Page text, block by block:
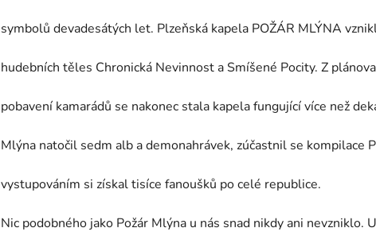
symbolů devadesátých let. Plzeňská kapela POŽÁR MLÝNA
hudebních těles Chronická Nevinnost a Smíšené Pocity. Z
pobavení kamarádů se nakonec stala kapela fungující více než
Mlýna natočil sedm alb a demonahrávek, zúčastnil se kompilace
vystupováním si získal tisíce fanoušků po celé republice.
Nic podobného jako Požár Mlýna u nás snad nikdy ani nevzniklo.